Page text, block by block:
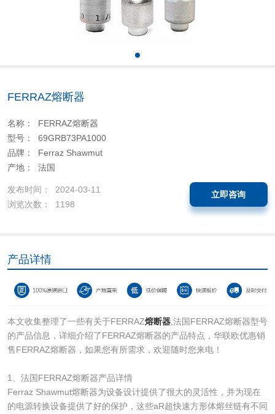
FERRAZ熔断器
名称： FERRAZ熔断器
型号： 69GRB73PA1000
品牌： Ferraz Shawmut
产地： 法国
发布时间： 2024-03-11
浏览次数： 1198
立即咨询
产品详情
本文收集整理了一些有关于FERRAZ熔断器,法国FERRAZ熔断器型号
的产品信息，详细介绍了FERRAZ熔断器的产品特点，华联欧优惠销
售FERRAZ熔断器，如果您有所需求，欢迎随时您来电！
1、法国FERRAZ熔断器产品详情
Ferraz Shawmut熔断器为设备设计提供了很大的灵活性，并为现在
的电源转换设备提供了好的保护，这些aR超快速方形体熔丝链有不同